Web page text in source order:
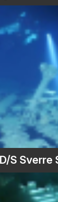
S Sverre